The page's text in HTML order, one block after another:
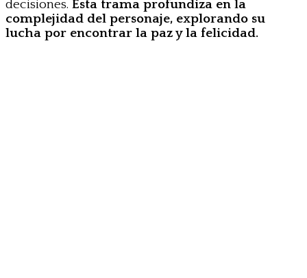
decisiones. Esta trama profundiza en la
complejidad del personaje, explorando su
lucha por encontrar la paz y la felicidad.